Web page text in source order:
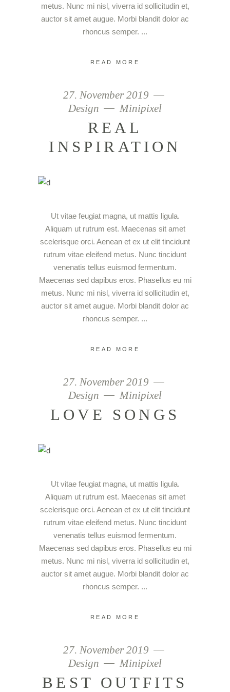
metus. Nunc mi nisl, viverra id sollicitudin et,
auctor sit amet augue. Morbi blandit dolor ac
rhoncus semper.
READ MORE
27. November 2019
Design
Minipixel
REAL
INSPIRATION
Ut vitae feugiat magna, ut mattis ligula.
Aliquam ut rutrum est. Maecenas sit amet
scelerisque orci. Aenean et ex ut elit tincidunt
rutrum vitae eleifend metus. Nunc tincidunt
venenatis tellus euismod fermentum.
Maecenas sed dapibus eros. Phasellus eu mi
metus. Nunc mi nisl, viverra id sollicitudin et,
auctor sit amet augue. Morbi blandit dolor ac
rhoncus semper.
READ MORE
27. November 2019
Design
Minipixel
LOVE SONGS
Ut vitae feugiat magna, ut mattis ligula.
Aliquam ut rutrum est. Maecenas sit amet
scelerisque orci. Aenean et ex ut elit tincidunt
rutrum vitae eleifend metus. Nunc tincidunt
venenatis tellus euismod fermentum.
Maecenas sed dapibus eros. Phasellus eu mi
metus. Nunc mi nisl, viverra id sollicitudin et,
auctor sit amet augue. Morbi blandit dolor ac
rhoncus semper.
READ MORE
27. November 2019
Design
Minipixel
BEST OUTFITS